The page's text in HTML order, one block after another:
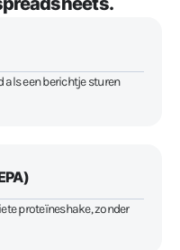
als een berichtje sturen
proteïneshake, zonder